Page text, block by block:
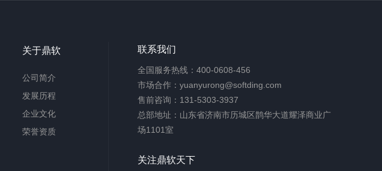
关于鼎软
公司简介
发展历程
企业文化
荣誉资质
联系我们
全国服务热线：400-0608-456
市场合作：yuanyurong@softding.com
售前咨询：131-5303-3937
总部地址：山东省济南市历城区鹊华大道耀泽商业广
场1101室
关注鼎软天下